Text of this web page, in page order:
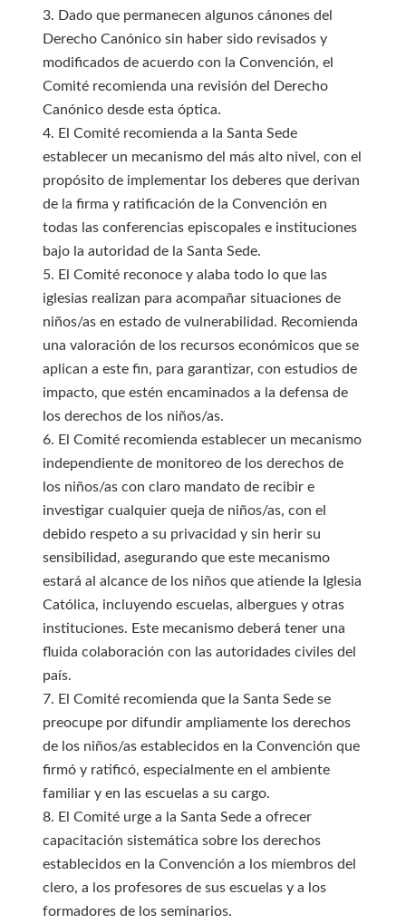
3. Dado que permanecen algunos cánones del
Derecho Canónico sin haber sido revisados y
modificados de acuerdo con la Convención, el
Comité recomienda una revisión del Derecho
Canónico desde esta óptica.
4. El Comité recomienda a la Santa Sede
establecer un mecanismo del más alto nivel, con el
propósito de implementar los deberes que derivan
de la firma y ratificación de la Convención en
todas las conferencias episcopales e instituciones
bajo la autoridad de la Santa Sede.
5. El Comité reconoce y alaba todo lo que las
iglesias realizan para acompañar situaciones de
niños/as en estado de vulnerabilidad. Recomienda
una valoración de los recursos económicos que se
aplican a este fin, para garantizar, con estudios de
impacto, que estén encaminados a la defensa de
los derechos de los niños/as.
6. El Comité recomienda establecer un mecanismo
independiente de monitoreo de los derechos de
los niños/as con claro mandato de recibir e
investigar cualquier queja de niños/as, con el
debido respeto a su privacidad y sin herir su
sensibilidad, asegurando que este mecanismo
estará al alcance de los niños que atiende la Iglesia
Católica, incluyendo escuelas, albergues y otras
instituciones. Este mecanismo deberá tener una
fluida colaboración con las autoridades civiles del
país.
7. El Comité recomienda que la Santa Sede se
preocupe por difundir ampliamente los derechos
de los niños/as establecidos en la Convención que
firmó y ratificó, especialmente en el ambiente
familiar y en las escuelas a su cargo.
8. El Comité urge a la Santa Sede a ofrecer
capacitación sistemática sobre los derechos
establecidos en la Convención a los miembros del
clero, a los profesores de sus escuelas y a los
formadores de los seminarios.